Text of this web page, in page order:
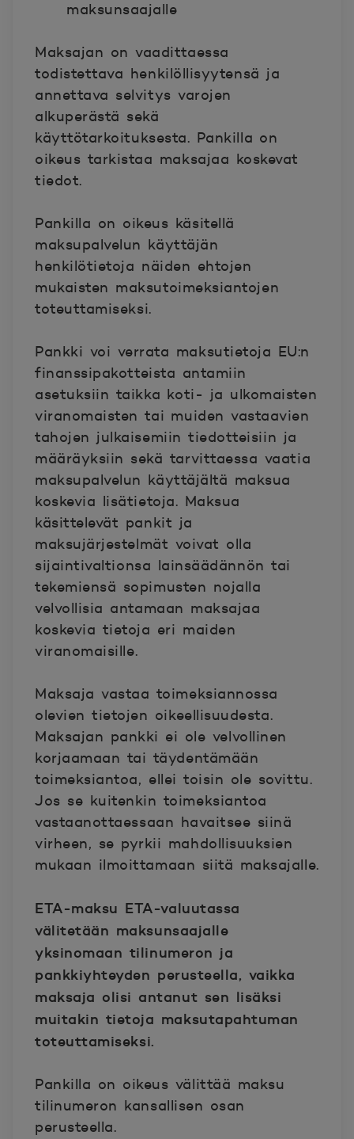
maksunsaajalle
Maksajan on vaadittaessa
todistettava henkilöllisyytensä ja
annettava selvitys varojen
alkuperästä sekä
käyttötarkoituksesta. Pankilla on
oikeus tarkistaa maksajaa koskevat
tiedot.
Pankilla on oikeus käsitellä
maksupalvelun käyttäjän
henkilötietoja näiden ehtojen
mukaisten maksutoimeksiantojen
toteuttamiseksi.
Pankki voi verrata maksutietoja EU:n
finanssipakotteista antamiin
asetuksiin taikka koti- ja ulkomaisten
viranomaisten tai muiden vastaavien
tahojen julkaisemiin tiedotteisiin ja
määräyksiin sekä tarvittaessa vaatia
maksupalvelun käyttäjältä maksua
koskevia lisätietoja. Maksua
käsittelevät pankit ja
maksujärjestelmät voivat olla
sijaintivaltionsa lainsäädännön tai
tekemiensä sopimusten nojalla
velvollisia antamaan maksajaa
koskevia tietoja eri maiden
viranomaisille.
Maksaja vastaa toimeksiannossa
olevien tietojen oikeellisuudesta.
Maksajan pankki ei ole velvollinen
korjaamaan tai täydentämään
toimeksiantoa, ellei toisin ole sovittu.
Jos se kuitenkin toimeksiantoa
vastaanottaessaan havaitsee siinä
virheen, se pyrkii mahdollisuuksien
mukaan ilmoittamaan siitä maksajalle.
ETA-maksu ETA-valuutassa
välitetään maksunsaajalle
yksinomaan tilinumeron ja
pankkiyhteyden perusteella, vaikka
maksaja olisi antanut sen lisäksi
muitakin tietoja maksutapahtuman
toteuttamiseksi.
Pankilla on oikeus välittää maksu
tilinumeron kansallisen osan
perusteella.